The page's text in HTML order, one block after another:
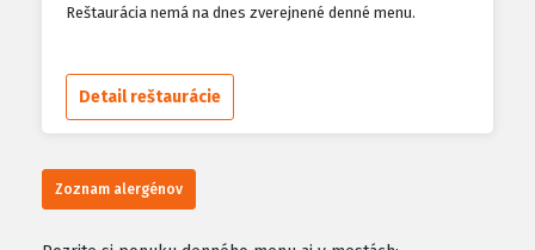
Reštaurácia nemá na dnes zverejnené denné menu.
Detail reštaurácie
Zoznam alergénov